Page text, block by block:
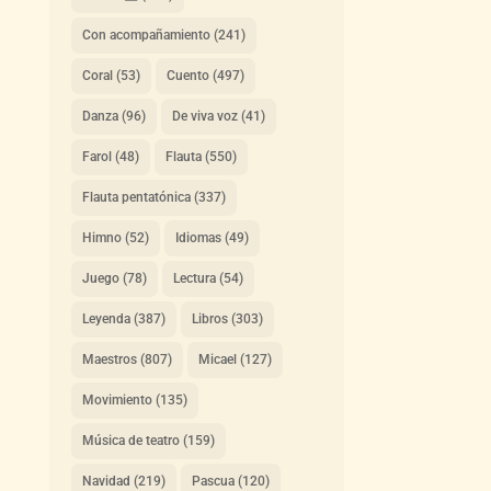
Con acompañamiento(241)
Coral (53) Cuento(497)
Danza(96) De viva voz(41)
Farol (48) Flauta(550)
Flauta pentatónica(337)
Himno(52) Idiomas(49)
Juego(78) Lectura(54)
Leyenda(387) Libros(303)
Maestros(807) Micael (127)
Movimiento(135)
Música de teatro(159)
Navidad (219) Pascua(120)